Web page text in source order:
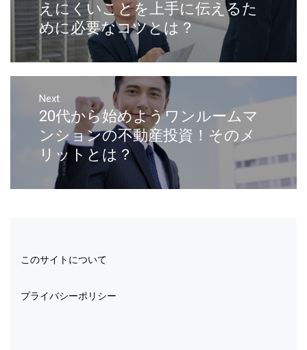
えにくいことを上手に伝えるた
めに必要なコツとは？
Next
20代から始めようワンルームマ
ンションの不動産投資！そのメ
リットとは？
このサイトについて
プライバシーポリシー